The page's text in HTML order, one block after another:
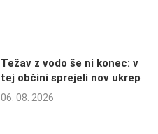
Težav z vodo še ni konec: v
tej občini sprejeli nov ukrep
06. 08. 2026